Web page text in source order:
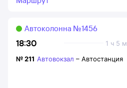
18:30 1 ч 5 м
Автоколонна №1456
№211 Автовокзал – Автостанция